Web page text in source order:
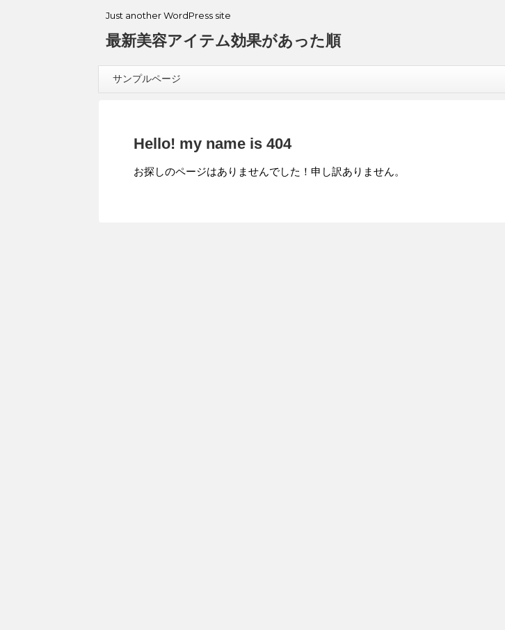
Just another WordPress site
最新美容アイテム効果があった順
サンプルページ
Hello! my name is 404
お探しのページはありませんでした！申し訳ありません。